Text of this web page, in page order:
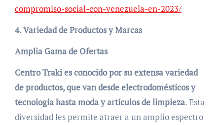
compromiso-social-con-venezuela-en-2023/
4. Variedad de Productos y Marcas
Amplia Gama de Ofertas
Centro Traki es conocido por su extensa variedad
de productos, que van desde electrodomésticos y
tecnología hasta moda y artículos de limpieza. Esta
diversidad les permite atraer a un amplio espectro